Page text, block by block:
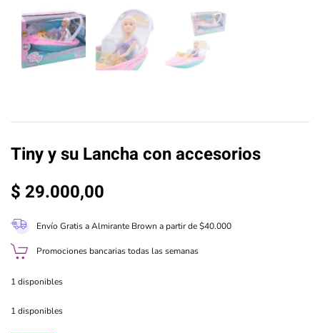
Tiny y su Lancha con accesorios
$ 29.000,00
Envío Gratis a Almirante Brown a partir de $40.000
Promociones bancarias todas las semanas
1 disponibles
1 disponibles